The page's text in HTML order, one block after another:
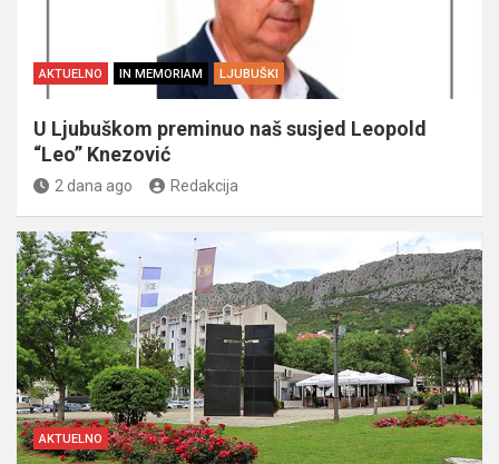
AKTUELNO IN MEMORIAM LJUBUŠKI
U Ljubuškom preminuo naš susjed Leopold
“Leo” Knezović
2 dana ago Redakcija
AKTUELNO